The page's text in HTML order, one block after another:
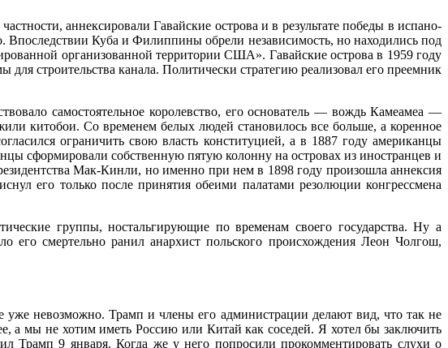
аннексировали Гавайские острова и в результате победы в испано-
Куба и Филиппины обрели независимость, но находились под
организованной территории США». Гавайские острова в 1959 году
строительства канала. Политически стратегию реализовал его преемник
самостоятельное королевство, его основатель — вождь Камеамеа —
китобои. Со временем белых людей становилось все больше, а коренное
ограничить свою власть конституцией, а в 1887 году американцы
сформировали собственную пятую колонну на островах из иностранцев и
Мак-Кинли, но именно при нем в 1898 году произошла аннексия
его только после принятия обеими палатами резолюции конгрессмена
группы, ностальгирующие по временам своего государства. Ну а
смертельно ранил анархист польского происхождения Леон Чолгош,
уже невозможно. Трамп и члены его администрации делают вид, что так не
а мы не хотим иметь Россию или Китай как соседей. Я хотел бы заключить
9 января. Когда же у него попросили прокомментировать слухи о